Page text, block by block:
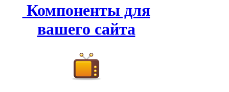
Компоненты для
вашего сайта